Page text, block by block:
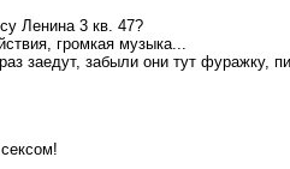
Ленина 3 кв. 47?
громкая музыка...
заедут, забыли они тут фуражку,